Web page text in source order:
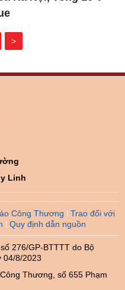
>
Linh
Công Thương
Trao đổi với
Quy định dẫn nguồn
276/GP-BTTTT do Bộ
04/8/2023
Thương, số 655 Phạm